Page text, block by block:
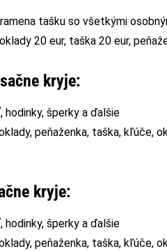
tašku so všetkými
20 eur, taška 20 eur,
kryje:
šperky a ďalšie
peňaženka, taška, kľúče,
kryje:
šperky a ďalšie
peňaženka, taška, kľúče,